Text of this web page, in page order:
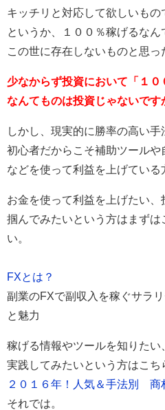
キッチリと対応して欲しいもの
というか、１００％稼げるなん
この世に存在しないものと思っ
少なからず投資において「１０
なんてものは投資じゃないです
しかし、現実的に勝率の高い手
初心者だからこそ補助ツールや
などを使って利益を上げている
お金を使って利益を上げたい、
掴んでみたいという方はまずは
い。
FXとは？
副業のFXで副収入を稼ぐサラ
と魅力
稼げる情報やツールを知りたい
実践してみたいという方はこち
２０１６年！人気＆手法別 商
それでは。